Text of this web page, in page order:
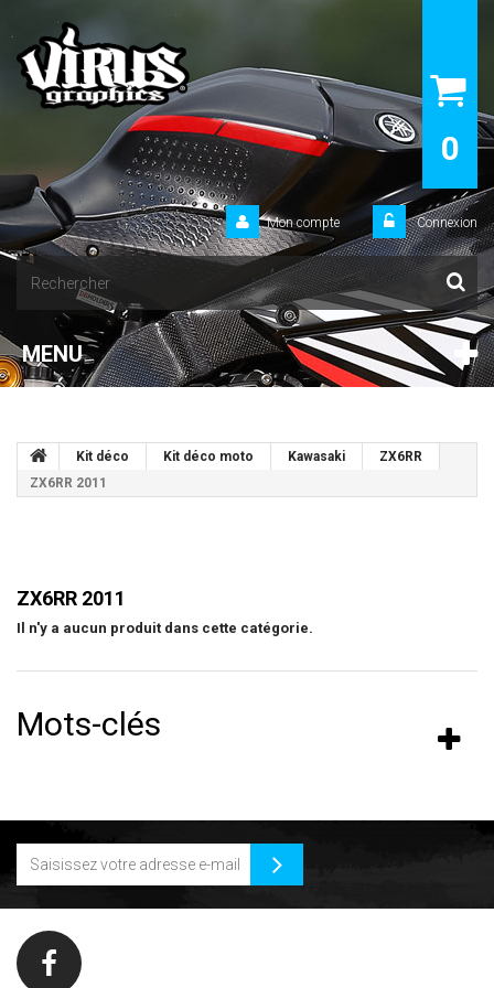
0
Connexion
Mon compte
MENU
Kit déco Kit déco moto Kawasaki
ZX6RR
ZX6RR 2011
ZX6RR 2011
Il n'y a aucun produit dans cette catégorie.
Mots-clés